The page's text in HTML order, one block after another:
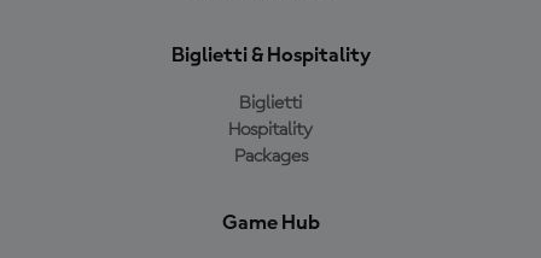
Biglietti & Hospitality
Biglietti
Hospitality
Packages
Game Hub